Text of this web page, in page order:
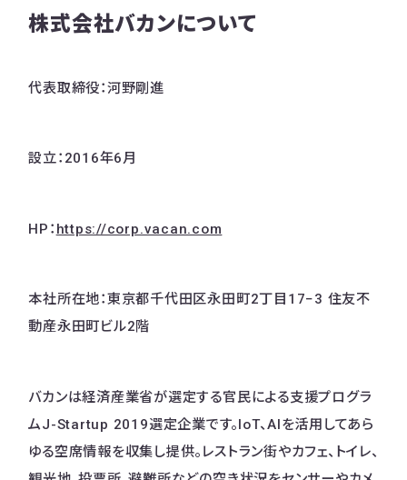
株式会社バカンについて
代表取締役：河野剛進
設立：2016年6月
HP： https://corp.vacan.com
本社所在地：東京都千代田区永田町2丁目17−3 住友不
動産永田町ビル2階
バカンは経済産業省が選定する官民による支援プログラ
ムJ-Startup 2019選定企業です。IoT、AIを活用してあら
ゆる空席情報を収集し提供。レストラン街やカフェ、トイレ、